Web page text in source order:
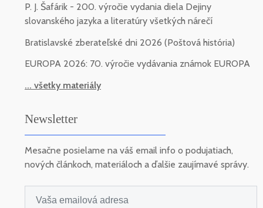
P. J. Šafárik - 200. výročie vydania diela Dejiny
slovanského jazyka a literatúry všetkých nárečí
Bratislavské zberateľské dni 2026 (Poštová história)
EUROPA 2026: 70. výročie vydávania známok EUROPA
... všetky materiály
Newsletter
Mesačne posielame na váš email info o podujatiach,
nových článkoch, materiáloch a ďalšie zaujímavé správy.